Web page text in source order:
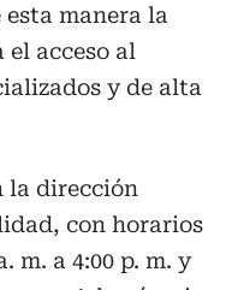
manera la
acceso al
y de alta
la dirección
con horarios
m. a 4:00 p. m. y